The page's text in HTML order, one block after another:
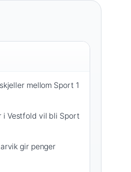
mellom Sport 1
i Vestfold vil bli Sport
gir penger